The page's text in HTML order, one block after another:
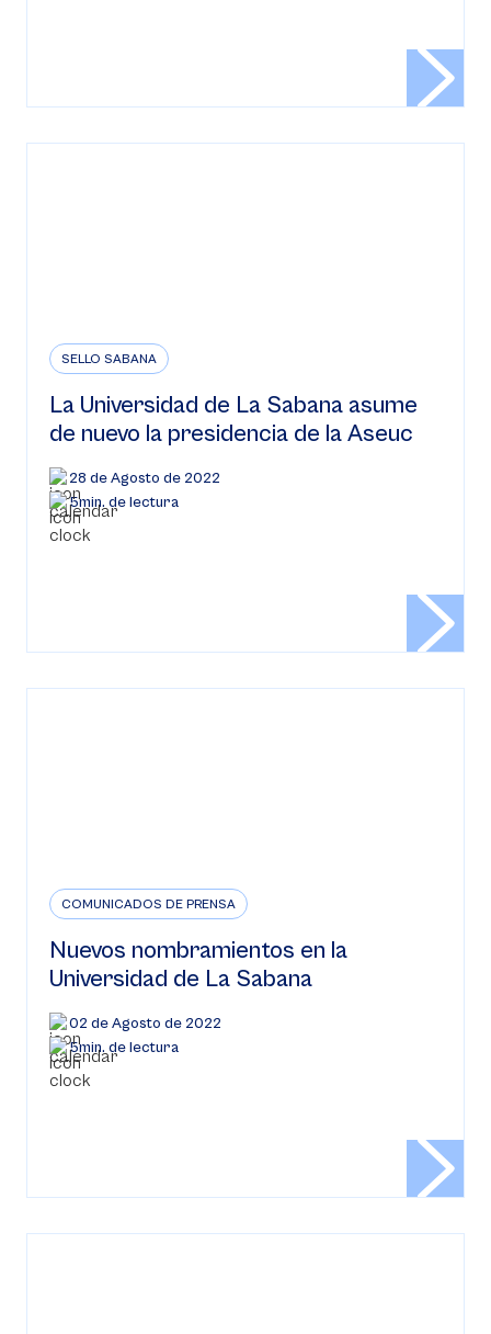
SELLO SABANA
La Universidad de La Sabana asume
de nuevo la presidencia de la Aseuc
28 de Agosto de 2022
5min. de lectura
COMUNICADOS DE PRENSA
Nuevos nombramientos en la
Universidad de La Sabana
02 de Agosto de 2022
5min. de lectura